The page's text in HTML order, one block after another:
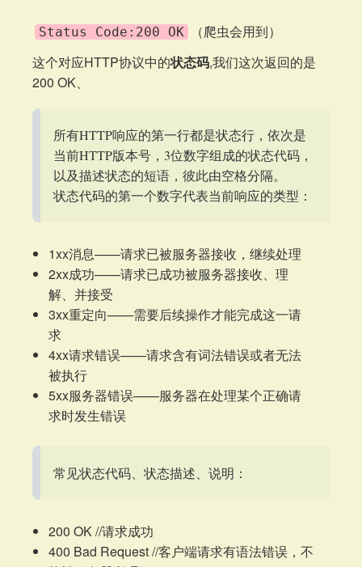
Status Code:200 OK
（爬虫会用到）
这个对应HTTP协议中的状态码,我们这次返回的是
200 OK、
所有HTTP响应的第一行都是状态行，依次是
当前HTTP版本号，3位数字组成的状态代码，
以及描述状态的短语，彼此由空格分隔。
状态代码的第一个数字代表当前响应的类型：
1xx消息——请求已被服务器接收，继续处理
2xx成功——请求已成功被服务器接收、理
解、并接受
3xx重定向——需要后续操作才能完成这一请
求
4xx请求错误——请求含有词法错误或者无法
被执行
5xx服务器错误——服务器在处理某个正确请
求时发生错误
常见状态代码、状态描述、说明：
200 OK //请求成功
400 Bad Request //客户端请求有语法错误，不